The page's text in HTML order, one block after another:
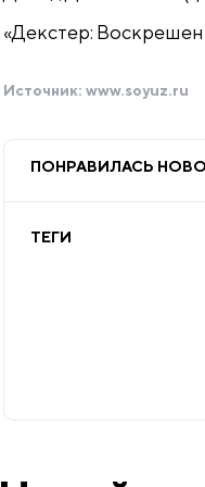
«Декстер:
Источник: www.soyuz.ru
ПОНРАВИЛАСЬ
ТЕГИ